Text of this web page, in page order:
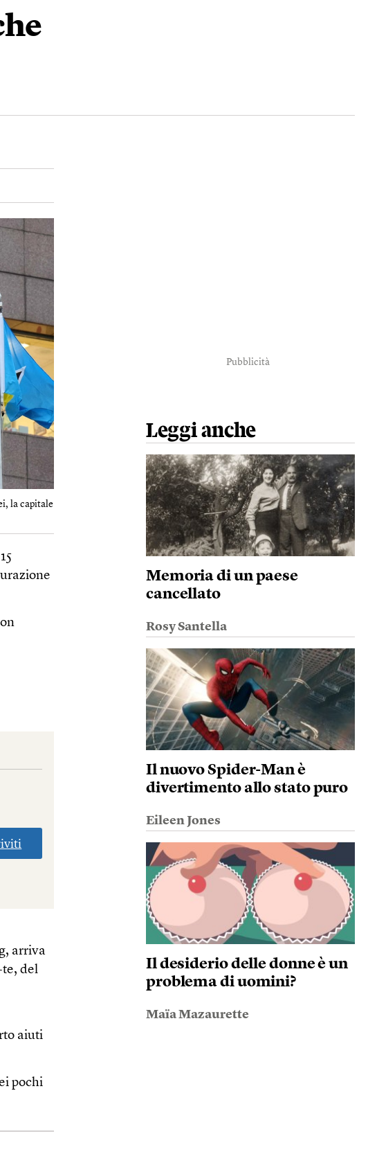
la capitale
arriva
del
aiuti
pochi
Pubblicità
Leggi anche
Memoria di un paese
cancellato
Rosy Santella
Il nuovo Spider-Man è
divertimento allo stato puro
Eileen Jones
Il desiderio delle donne è un
problema di uomini?
Maïa Mazaurette